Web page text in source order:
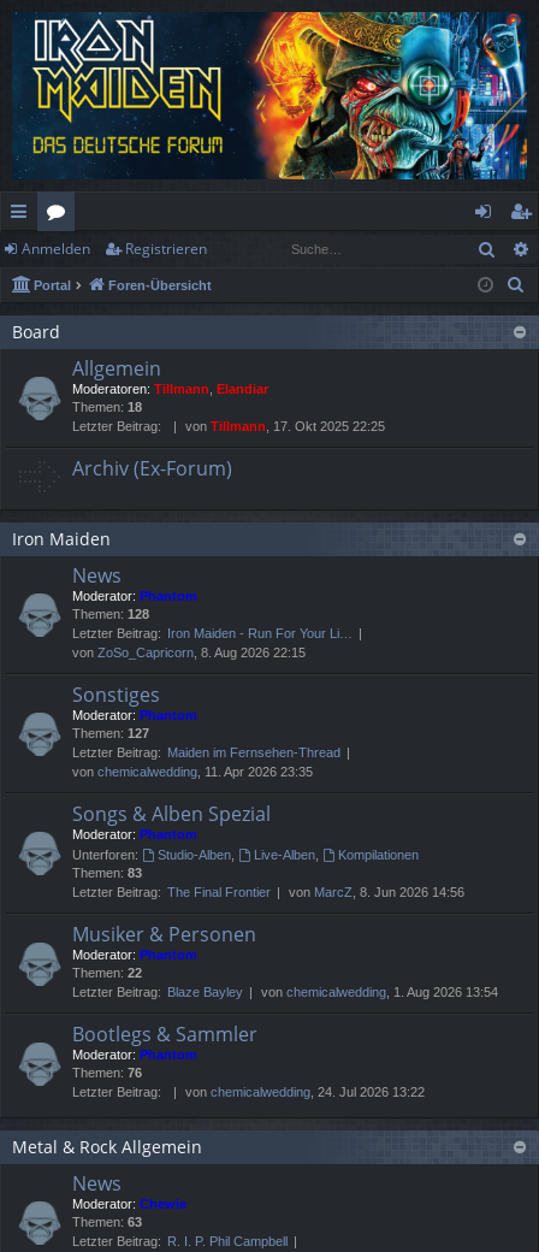
ch
ne
llz
rif
f
or
en
n
m
eg
ist
rie
Anmelden Registrieren
Portal Foren-Übersicht
Board
Allgemein
Moderatoren: Tillmann Elandiar
Themen: 18
Letzter Beitrag:
von Tillmann , 17. Okt 2025 22:25
Archiv (Ex-Forum)
Iron Maiden
News
Moderator: Phantom
Themen: 128
Letzter Beitrag: Iron Maiden - Run For Your Li…
von ZoSo_Capricorn , 8. Aug 2026 22:15
Sonstiges
Moderator: Phantom
Themen: 127
Letzter Beitrag: Maiden im Fernsehen-Thread
von chemicalwedding , 11. Apr 2026 23:35
Songs & Alben Spezial
Moderator: Phantom
Unterforen:
Studio-Alben, Live-Alben,
Kompilationen
Themen: 83
Letzter Beitrag: The Final Frontier von MarcZ , 8. Jun 2026 14:56
Musiker & Personen
Moderator: Phantom
Themen: 22
Letzter Beitrag: Blaze Bayley von chemicalwedding , 1. Aug 2026 13:54
Bootlegs & Sammler
Moderator: Phantom
Themen: 76
Letzter Beitrag:
von chemicalwedding , 24. Jul 2026 13:22
Metal & Rock Allgemein
News
Moderator: Chewie
Themen: 63
Letzter Beitrag: R. I. P. Phil Campbell